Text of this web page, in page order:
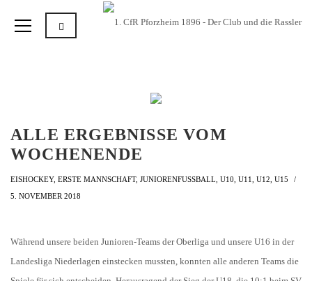
ALLE ERGEBNISSE VOM
WOCHENENDE
EISHOCKEY, ERSTE MANNSCHAFT, JUNIORENFUSSBALL U10 U11 U12 U15
5. NOVEMBER 2018
Während unsere beiden Junioren-Teams der Oberliga und unsere U16 in der
Landesliga Niederlagen einstecken mussten, konnten alle anderen Teams die